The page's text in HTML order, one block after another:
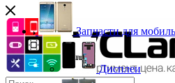
Запчасти для
Дисплеи